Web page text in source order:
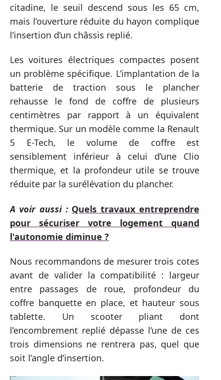
citadine, le seuil descend sous les 65 cm,
mais l’ouverture réduite du hayon complique
l’insertion d’un châssis replié.
Les voitures électriques compactes posent
un problème spécifique. L’implantation de la
batterie de traction sous le plancher
rehausse le fond de coffre de plusieurs
centimètres par rapport à un équivalent
thermique. Sur un modèle comme la Renault
5 E-Tech, le volume de coffre est
sensiblement inférieur à celui d’une Clio
thermique, et la profondeur utile se trouve
réduite par la surélévation du plancher.
A voir aussi : Quels travaux entreprendre
pour sécuriser votre logement quand
l'autonomie diminue ?
Nous recommandons de mesurer trois cotes
avant de valider la compatibilité : largeur
entre passages de roue, profondeur du
coffre banquette en place, et hauteur sous
tablette. Un scooter pliant dont
l’encombrement replié dépasse l’une de ces
trois dimensions ne rentrera pas, quel que
soit l’angle d’insertion.